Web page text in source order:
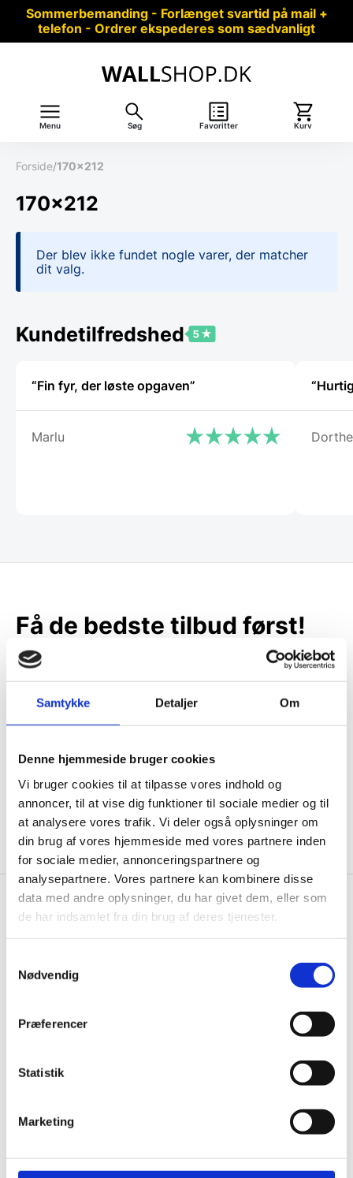
Samtykke Detaljer Om
Denne hjemmeside bruger cookies
Vi bruger cookies til at tilpasse vores indhold og
annoncer, til at vise dig funktioner til sociale medier og til
at analysere vores trafik. Vi deler også oplysninger om
din brug af vores hjemmeside med vores partnere inden
for sociale medier, annonceringspartnere og
analysepartnere. Vores partnere kan kombinere disse
data med andre oplysninger, du har givet dem, eller som
de har indsamlet fra din brug af deres tjenester.
Nødvendig
Præferencer
Statistik
Marketing
Sommerbemanding - Forlænget svartid på mail +
telefon - Ordrer ekspederes som sædvanligt
Menu Søg Favoritter Kurv
Forside/170x212
170x212
Der blev ikke fundet nogle varer, der matcher
dit valg.
Kundetilfredshed
“Fin fyr, der løste opgaven”
Marlu
Få de bedste tilbud først!
Husk at tilmelde dig vores nyhedsbrev og vær først
til de bedste tilbud. Og bare rolig, vi spammer dig
ikke, men sender kun relevante tilbud og
informationer til dig.
Ja tak, tilmeld mig
Wallshop.dk
Gastrobutikken ApS
7430 Ikast
Telefon træffetid:
Mandag til torsdag: 10:00 – 14:00.
Afhentning muligt